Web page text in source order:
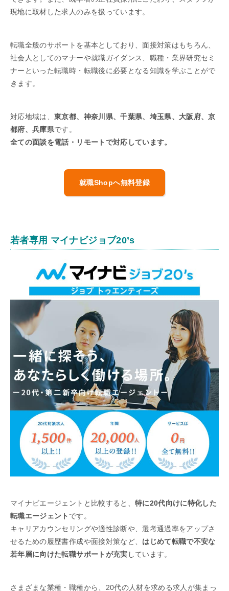
現地に取材した求人のみを扱っています。
転職全般のサポートを基本としており、面接対策はもちろん、
社会人としてのマナーや就職ガイダンス、職種・業界研究セミ
ナーといった転職時・転職後に必要となる知識を学ぶことがで
きます。
対応地域は、東京都、神奈川県、千葉県、埼玉県、大阪府、京
都府、兵庫県です。
全ての面談を電話・リモートで対応しています。
就職Shopへ無料登録
若者専用 マイナビジョブ20’s
マイナビエージェントと比較すると、 特に20代向けに特化した
転職エージェント です。
キャリアカウンセリングや適性診断や、選考通過率をアップさ
せるための履歴書作成や面接対策など、 はじめて転職で不安な
若年層に向けた転職サポートが充実 しています。
さまざまな業種・職種から、20代の人材を求める求人が集まっ